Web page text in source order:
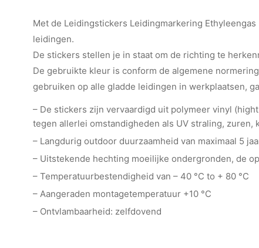
Met de Leidingstickers Leidingmarkering
leidingen.
De stickers stellen je in staat om de richting te
De gebruikte kleur is conform de algemene
gebruiken op alle gladde leidingen in werkplaatsen,
– De stickers zijn vervaardigd uit polymeer vinyl
tegen allerlei omstandigheden als UV straling, zuren,
– Langdurig outdoor duurzaamheid van maximaal 5
– Uitstekende hechting moeilijke ondergronden, de
– Temperatuurbestendigheid van – 40 °C to + 80 °C
– Aangeraden montagetemperatuur +10 °C
– Ontvlambaarheid: zelfdovend